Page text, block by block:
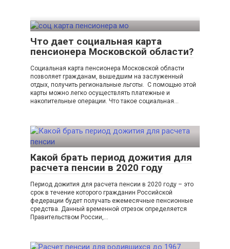
Что дает социальная карта
пенсионера Московской области?
Социальная карта пенсионера Московской области
позволяет гражданам, вышедшим на заслуженный
отдых, получить региональные льготы. С помощью этой
карты можно легко осуществлять платежные и
накопительные операции. Что такое социальная…
Какой брать период дожития для
расчета пенсии в 2020 году
Период дожития для расчета пенсии в 2020 году – это
срок в течение которого гражданин Российской
федерации будет получать ежемесячные пенсионные
средства. Данный временной отрезок определяется
Правительством России,…